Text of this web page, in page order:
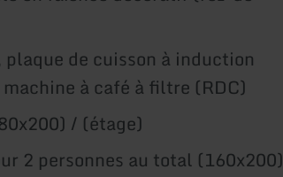
de cuisson à induction
à café à filtre (RDC)
/ (étage)
2 personnes au total (160x200)